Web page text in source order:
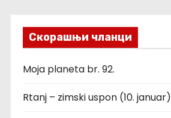
Скорашњи чланци
Moja planeta br. 92.
Rtanj – zimski uspon (10. januar)